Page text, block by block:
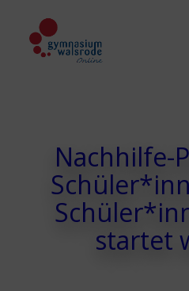
Nachhilfe-
startet